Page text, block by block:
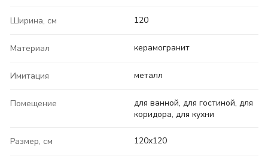
Ширина, см 120
Материал керамогранит
Имитация металл
Помещение
для ванной, для гостиной, для
коридора, для кухни
Размер, см 120x120